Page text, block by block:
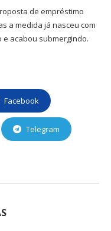
de empréstimo
a medida já nasceu com
acabou submergindo.
Facebook
Telegram